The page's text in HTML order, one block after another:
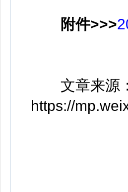
附件>>>
文章来源：
https://